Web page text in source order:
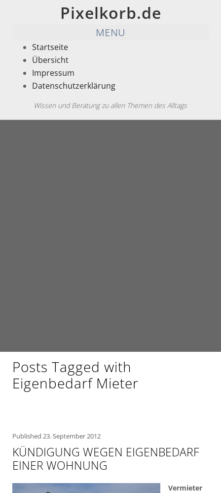
Pixelkorb.de
MENU
Startseite
Übersicht
Impressum
Datenschutzerklärung
Wissen und Beratung zu allen Themen des Alltags
Posts Tagged with
Eigenbedarf Mieter
Published 23. September 2012
KÜNDIGUNG WEGEN EIGENBEDARF
EINER WOHNUNG
Vermieter